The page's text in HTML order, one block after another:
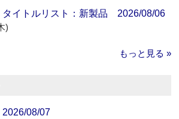
タイトルリスト：新製品 2026/08/06
)
もっと見る »
08/07